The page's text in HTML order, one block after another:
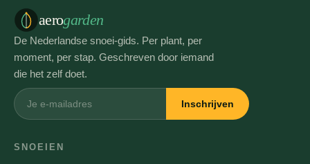
aerogarden
De Nederlandse snoei-gids. Per plant, per
moment, per stap. Geschreven door iemand
die het zelf doet.
Inschrijven
SNOEIEN